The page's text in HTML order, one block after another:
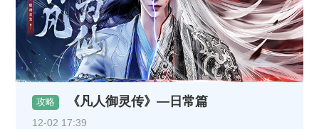
攻略 《凡人御灵传》—日常篇
12-02 17:39